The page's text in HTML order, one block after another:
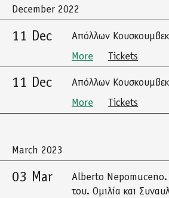
December 2022
11 Dec
Απόλλων
More
Tickets
11 Dec
Απόλλων
More
Tickets
March 2023
03 Mar
Alberto Nepomuceno.
του. Ομιλία και